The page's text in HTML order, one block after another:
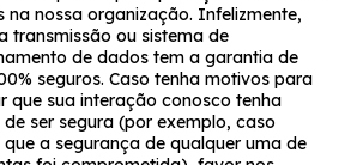
na nossa organização. Infelizmente,
transmissão ou sistema de
de dados tem a garantia de
seguros. Caso tenha motivos para
que sua interação conosco tenha
ser segura (por exemplo, caso
a segurança de qualquer uma de